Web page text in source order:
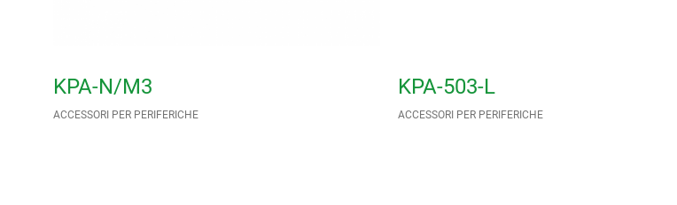
KPA-N/M3
ACCESSORI PER PERIFERICHE
KPA-503-L
ACCESSORI PER PERIFERICHE